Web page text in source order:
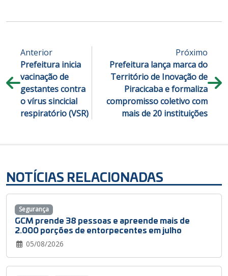
Anterior
Prefeitura inicia
vacinação de
gestantes contra
o vírus sincicial
respiratório (VSR)
Próximo
Prefeitura lança marca do
Território de Inovação de
Piracicaba e formaliza
compromisso coletivo com
mais de 20 instituições
NOTÍCIAS RELACIONADAS
GCM prende 38 pessoas e apreende mais de
2.000 porções de entorpecentes em julho
05/08/2026
Segurança